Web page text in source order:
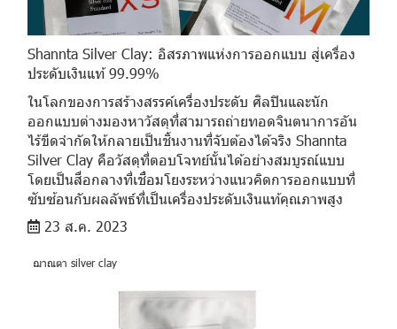
Shannta Silver Clay: อิสรภาพแห่งการออกแบบ สู่เครื่อง
ประดับเงินแท้ 99.99%
ในโลกของการสร้างสรรค์เครื่องประดับ ศิลปินและนัก
ออกแบบต่างมองหาวัสดุที่สามารถถ่ายทอดจินตนาการอัน
ไร้ขีดจำกัดให้กลายเป็นชิ้นงานที่จับต้องได้จริง Shannta
Silver Clay คือวัสดุที่ตอบโจทย์นั้นได้อย่างสมบูรณ์แบบ
โดยเป็นสื่อกลางที่เชื่อมโยงระหว่างแนวคิดการออกแบบที่
ซับซ้อนกับผลลัพธ์ที่เป็นเครื่องประดับเงินแท้คุณภาพสูง
23 ส.ค. 2023
ฌาณตา silver clay